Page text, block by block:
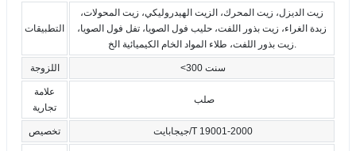
التطبيقات
زيت الديزل، زيت المحرك، الزيت الهيدروليكي، زيت المحولات،
زبدة الغراء، زيت بذور اللفت، حليب فول الصويا، تفل فول الصويا،
اللزوجة <300 سنت
علامة
تجارية
صلب
تخصيص جيجابايت/T 19001-2000